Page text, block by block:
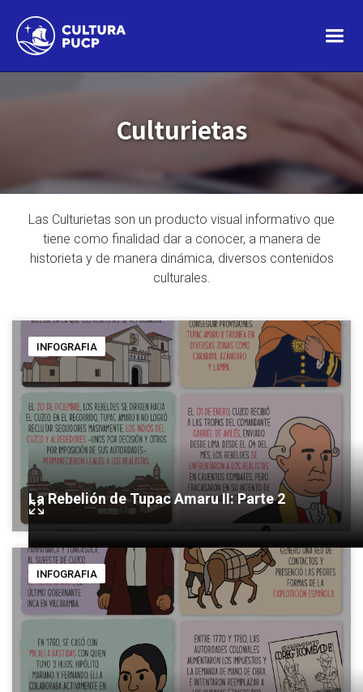
Culturietas
Las Culturietas son un producto visual informativo que
tiene como finalidad dar a conocer, a manera de
historieta y de manera dinámica, diversos contenidos
culturales.
INFOGRAFIA
La Rebelión de Tupac Amaru II: Parte 2
INFOGRAFIA